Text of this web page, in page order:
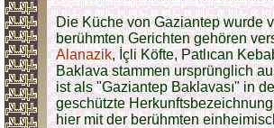
Die Küche von Gaziantep wurde
berühmten Gerichten gehören
Alanazik, İçli Köfte, Patlıcan
Baklava stammen ursprünglich
ist als "Gaziantep Baklavası" in
geschützte
hier mit der berühmten